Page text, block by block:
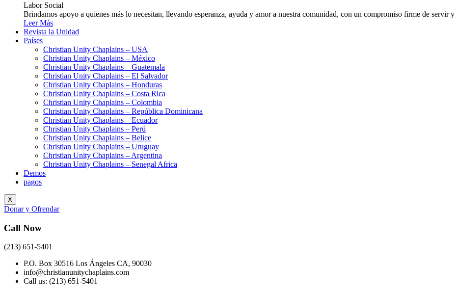
Labor Social
Brindamos apoyo a quienes más lo necesitan, llevando esperanza, ayuda y amor a nuestra comunidad, con un compromiso firme de servir
Leer Más
Revista la Unidad
Países
Christian Unity Chaplains – USA
Christian Unity Chaplains – México
Christian Unity Chaplains – Guatemala
Christian Unity Chaplains – El Salvador
Christian Unity Chaplains – Honduras
Christian Unity Chaplains – Costa Rica
Christian Unity Chaplains – Colombia
Christian Unity Chaplains – República Dominicana
Christian Unity Chaplains – Ecuador
Christian Unity Chaplains – Perú
Christian Unity Chaplains – Belice
Christian Unity Chaplains – Uruguay
Christian Unity Chaplains – Argentina
Christian Unity Chaplains – Senegal Africa
Demos
pagos
X
Donar y Ofrendar
Call Now
(213) 651-5401
P.O. Box 30516 Los Ángeles CA, 90030
info@christianunitychaplains.com
Call us: (213) 651-5401